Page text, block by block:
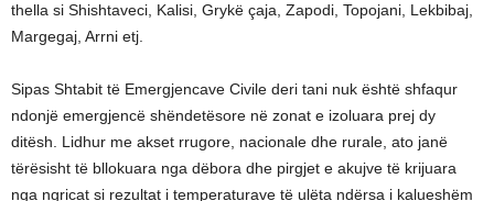
thella si Shishtaveci, Kalisi, Grykë çaja, Zapodi, Topojani, Lekbibaj,
Margegaj, Arrni etj.
Sipas Shtabit të Emergjencave Civile deri tani nuk është shfaqur
ndonjë emergjencë shëndetësore në zonat e izoluara prej dy
ditësh. Lidhur me akset rrugore, nacionale dhe rurale, ato janë
tërësisht të bllokuara nga dëbora dhe pirgjet e akujve të krijuara
nga ngricat si rezultat i temperaturave të ulëta ndërsa i kalueshëm